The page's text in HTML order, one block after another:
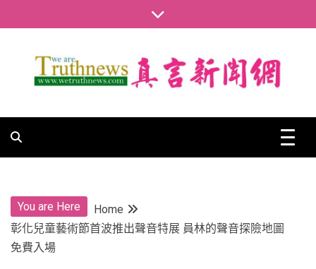
to
真言新聞網
You are Here
Home
彰化兒童藝術節首波推出聲音特展 員林的聲音探險地圖
免費入場